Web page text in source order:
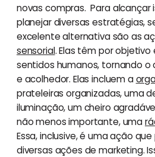
novas compras. Para alcançar
planejar diversas estratégias,
excelente alternativa são as
sensorial. Elas têm por
sentidos humanos, tornando
e acolhedor. Elas incluem a
prateleiras organizadas, uma
iluminação, um cheiro
não menos importante, uma
Essa, inclusive, é uma ação
diversas ações de marketing.